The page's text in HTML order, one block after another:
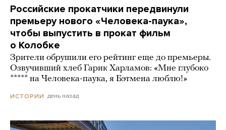
Российские прокатчики передвинули
премьеру нового «Человека-паука»,
чтобы выпустить в прокат фильм
о Колобке
Зрители обрушили его рейтинг еще до премьеры.
Озвучивший хлеб Гарик Харламов: «Мне глубоко
***** на Человека-паука, я Бэтмена люблю!»
ИСТОРИИ день назад